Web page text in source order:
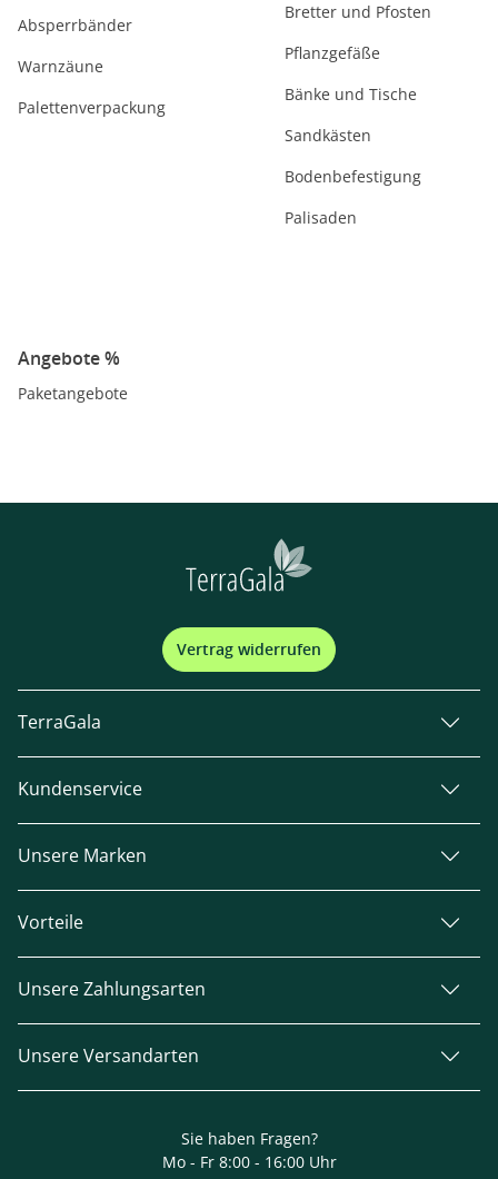
Absperrbänder
Warnzäune
Palettenverpackung
Bretter und Pfosten
Pflanzgefäße
Bänke und Tische
Sandkästen
Bodenbefestigung
Palisaden
Angebote %
Paketangebote
Vertrag widerrufen
TerraGala
Kundenservice
Unsere Marken
Vorteile
Unsere Zahlungsarten
Unsere Versandarten
Sie haben Fragen?
Mo - Fr 8:00 - 16:00 Uhr